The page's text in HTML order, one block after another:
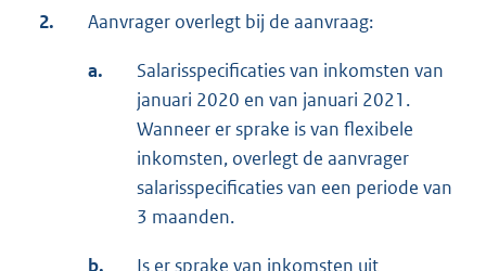
2. Aanvrager overlegt bij de aanvraag:
a.
Salarisspecificaties van inkomsten van
januari 2020 en van januari 2021.
Wanneer er sprake is van flexibele
inkomsten, overlegt de aanvrager
salarisspecificaties van een periode van
3 maanden.
b.
Is er sprake van inkomsten uit